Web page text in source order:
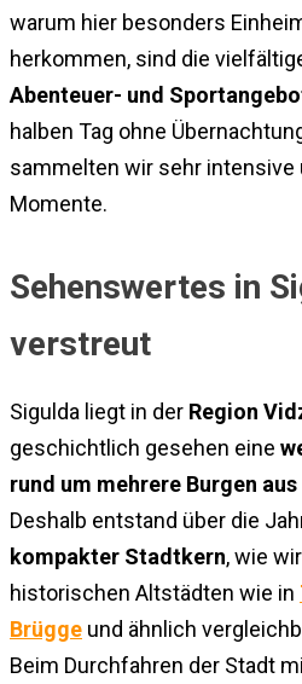
warum hier besonders
herkommen, sind die
Abenteuer- und
halben Tag ohne
sammelten wir sehr intensive
Momente.
Sehenswertes in
verstreut
Sigulda liegt in der Region
geschichtlich gesehen eine
rund um mehrere Burgen
Deshalb entstand über die
kompakter Stadtkern, wie
historischen Altstädten wie in
Brügge und ähnlich
Beim Durchfahren der Stadt